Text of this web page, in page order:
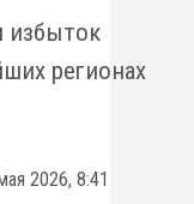
избыток
регионах
2026, 8:41